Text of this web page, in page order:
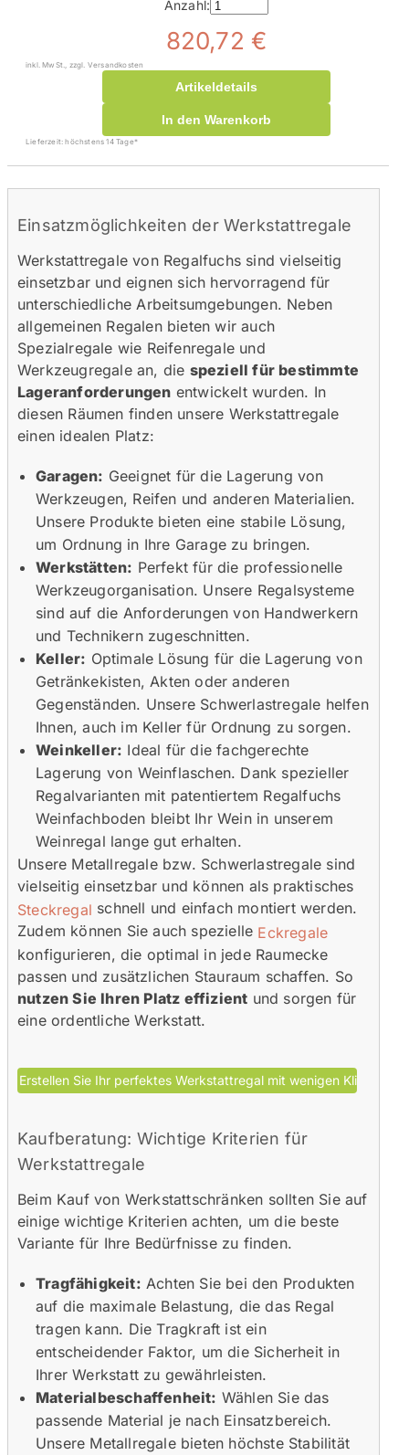
Anzahl:
820,72 €
inkl. MwSt., zzgl. Versandkosten
Artikeldetails
In den Warenkorb
Lieferzeit: höchstens 14 Tage*
Einsatzmöglichkeiten der Werkstattregale
Werkstattregale von Regalfuchs sind vielseitig
einsetzbar und eignen sich hervorragend für
unterschiedliche Arbeitsumgebungen. Neben
allgemeinen Regalen bieten wir auch
Spezialregale wie Reifenregale und
Werkzeugregale an, die speziell für bestimmte
Lageranforderungen entwickelt wurden. In
diesen Räumen finden unsere Werkstattregale
einen idealen Platz:
Garagen: Geeignet für die Lagerung von
Werkzeugen, Reifen und anderen Materialien.
Unsere Produkte bieten eine stabile Lösung,
um Ordnung in Ihre Garage zu bringen.
Werkstätten: Perfekt für die professionelle
Werkzeugorganisation. Unsere Regalsysteme
sind auf die Anforderungen von Handwerkern
und Technikern zugeschnitten.
Keller: Optimale Lösung für die Lagerung von
Getränkekisten, Akten oder anderen
Gegenständen. Unsere Schwerlastregale helfen
Ihnen, auch im Keller für Ordnung zu sorgen.
Weinkeller: Ideal für die fachgerechte
Lagerung von Weinflaschen. Dank spezieller
Regalvarianten mit patentiertem Regalfuchs
Weinfachboden bleibt Ihr Wein in unserem
Weinregal lange gut erhalten.
Unsere Metallregale bzw. Schwerlastregale sind
vielseitig einsetzbar und können als praktisches
Steckregal schnell und einfach montiert werden.
Zudem können Sie auch spezielle Eckregale
konfigurieren, die optimal in jede Raumecke
passen und zusätzlichen Stauraum schaffen. So
nutzen Sie Ihren Platz effizient und sorgen für
eine ordentliche Werkstatt.
Kaufberatung: Wichtige Kriterien für
Werkstattregale
Beim Kauf von Werkstattschränken sollten Sie auf
einige wichtige Kriterien achten, um die beste
Variante für Ihre Bedürfnisse zu finden.
Tragfähigkeit: Achten Sie bei den Produkten
auf die maximale Belastung, die das Regal
tragen kann. Die Tragkraft ist ein
entscheidender Faktor, um die Sicherheit in
Ihrer Werkstatt zu gewährleisten.
Materialbeschaffenheit: Wählen Sie das
passende Material je nach Einsatzbereich.
Unsere Metallregale bieten höchste Stabilität